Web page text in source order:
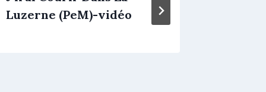
Luzerne (PeM)-vidéo